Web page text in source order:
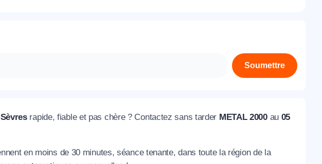
Soumettre
rapide, fiable et pas chère ? Contactez sans tarder METAL 2000 au 05
en moins de 30 minutes, séance tenante, dans toute la région de la